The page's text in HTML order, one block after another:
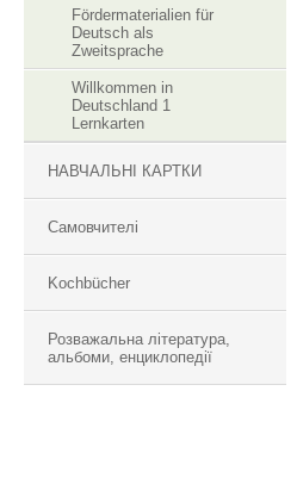
Fördermaterialien für
Deutsch als
Zweitsprache
Willkommen in
Deutschland 1
Lernkarten
НАВЧАЛЬНІ КАРТКИ
Самовчителі
Kochbücher
Розважальна література,
альбоми, енциклопедії